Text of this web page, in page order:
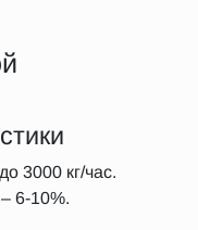
3000 кг/час.
6-10%.